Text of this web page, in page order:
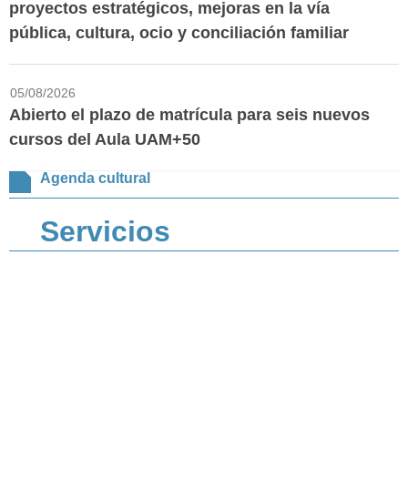
proyectos estratégicos, mejoras en la vía
pública, cultura, ocio y conciliación familiar
05/08/2026
Abierto el plazo de matrícula para seis nuevos
cursos del Aula UAM+50
Agenda cultural
Servicios